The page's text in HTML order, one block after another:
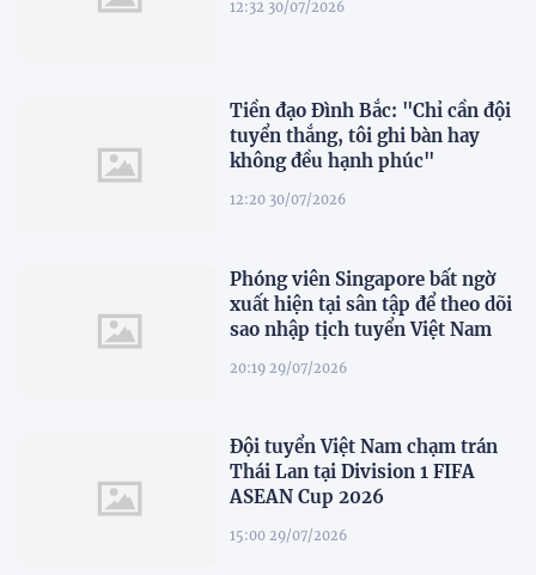
12:32 30/07/2026
Tiền đạo Đình Bắc: "Chỉ cần đội
tuyển thắng, tôi ghi bàn hay
không đều hạnh phúc"
12:20 30/07/2026
Phóng viên Singapore bất ngờ
xuất hiện tại sân tập để theo dõi
sao nhập tịch tuyển Việt Nam
20:19 29/07/2026
Đội tuyển Việt Nam chạm trán
Thái Lan tại Division 1 FIFA
ASEAN Cup 2026
15:00 29/07/2026